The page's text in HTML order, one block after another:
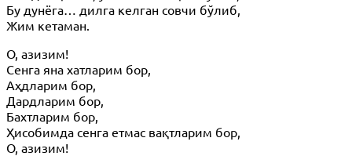
Бу дунёга… дилга келган совчи бўлиб,
Жим кетаман.
О, азизим!
Сенга яна хатларим бор,
Аҳдларим бор,
Дардларим бор,
Бахтларим бор,
Ҳисобимда сенга етмас вақтларим бор,
О, азизим!